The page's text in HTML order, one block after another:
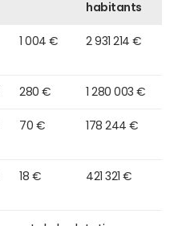
habitants
1 004 € 2 931 214 €
280 € 1 280 003 €
70 € 178 244 €
18 € 421 321 €